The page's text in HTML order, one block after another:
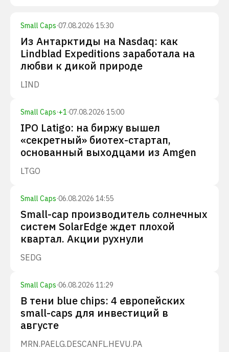
Small Caps·07.08.2026 15:30
Из Антарктиды на Nasdaq: как
Lindblad Expeditions заработала на
любви к дикой природе
LIND
Small Caps·+1·07.08.2026 15:00
IPO Latigo: на биржу вышел
«секретный» биотех-стартап,
основанный выходцами из Amgen
LTGO
Small Caps·06.08.2026 14:55
Small-cap производитель солнечных
систем SolarEdge ждет плохой
квартал. Акции рухнули
SEDG
Small Caps·06.08.2026 11:29
В тени blue chips: 4 европейских
small-caps для инвестиций в
августе
MRN.PAELG.DESCANFL.HEVU.PA